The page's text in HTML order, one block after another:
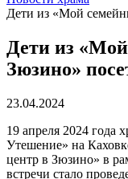
Дети из «Мой
Дети из
Зюзино»
23.04.2024
19 апреля 2024 года
Утешение» на
центр в Зюзино» в
встречи стало